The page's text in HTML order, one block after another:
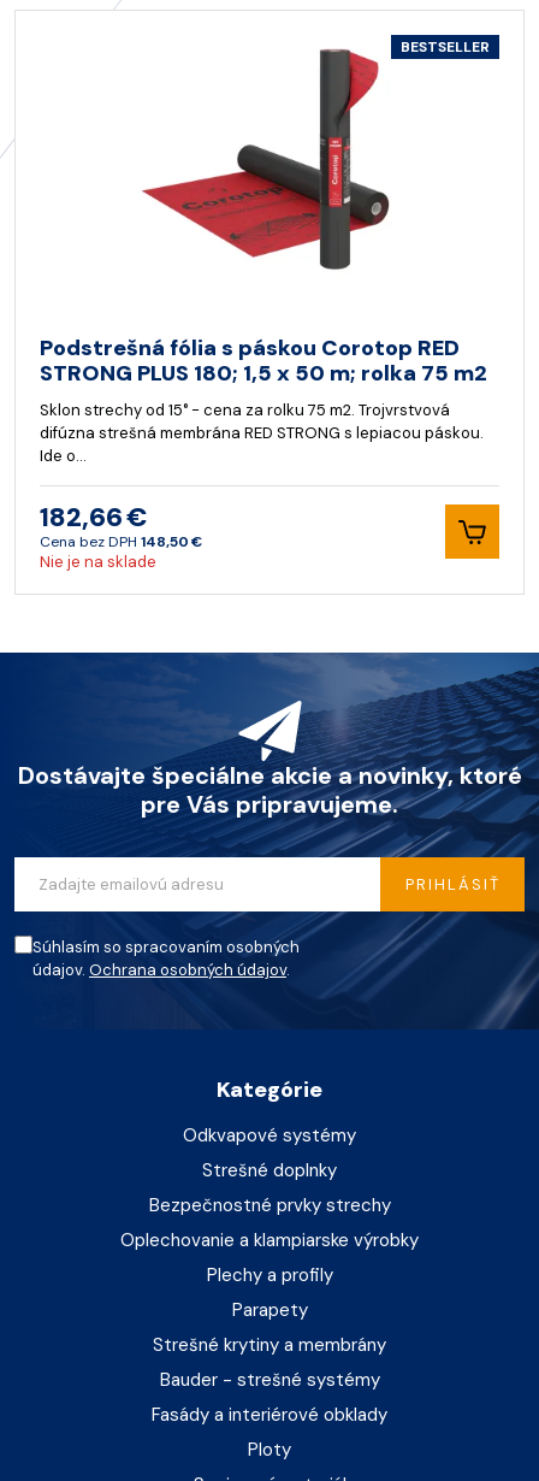
BESTSELLER
Podstrešná fólia s páskou Corotop RED
STRONG PLUS 180; 1,5 x 50 m; rolka 75 m2
Sklon strechy od 15° - cena za rolku 75 m2. Trojvrstvová
difúzna strešná membrána RED STRONG s lepiacou páskou.
Ide o…
182,66 €
Cena bez DPH 148,50 €
Nie je na sklade
Dostávajte špeciálne akcie a novinky, ktoré
pre Vás pripravujeme.
Súhlasím so spracovaním osobných
údajov. Ochrana osobných údajov.
PRIHLÁSIŤ
Kategórie
Odkvapové systémy
Strešné doplnky
Bezpečnostné prvky strechy
Oplechovanie a klampiarske výrobky
Plechy a profily
Parapety
Strešné krytiny a membrány
Bauder - strešné systémy
Fasády a interiérové obklady
Ploty